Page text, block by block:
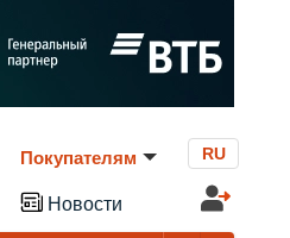
Покупателям
Новости
RU